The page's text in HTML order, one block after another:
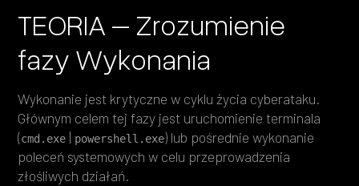
TEORIA – Zrozumienie
fazy Wykonania
Wykonanie jest krytyczne w cyklu życia cyberataku.
Głównym celem tej fazy jest uruchomienie terminala
(cmd.exe | powershell.exe) lub pośrednie wykonanie
poleceń systemowych w celu przeprowadzenia
złośliwych działań.